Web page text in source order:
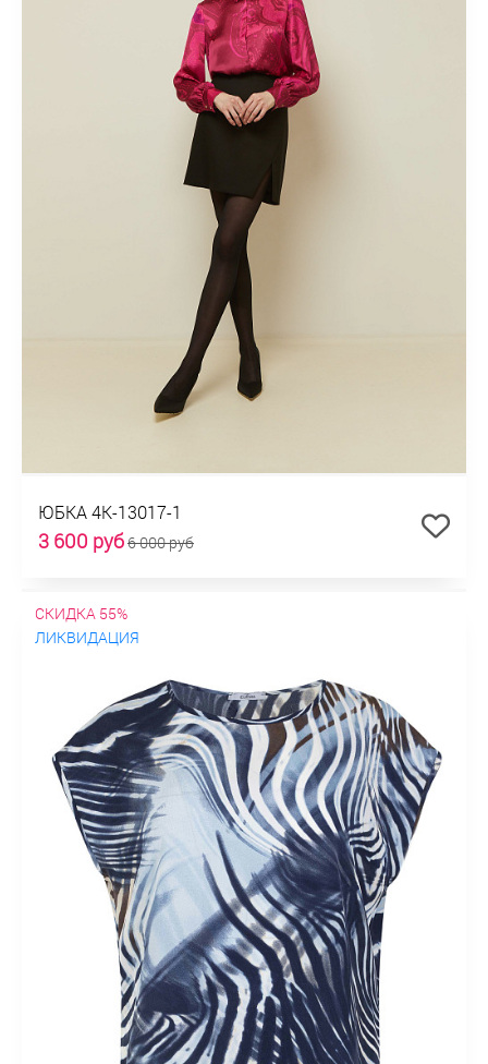
ЮБКА 4К-13017-1
3 600 руб6 000 руб
СКИДКА 55%
ЛИКВИДАЦИЯ